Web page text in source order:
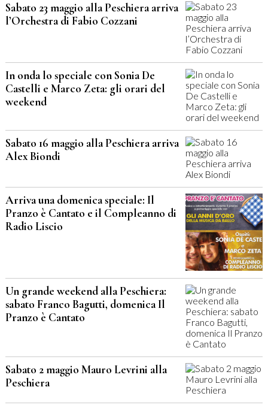
Sabato 23 maggio alla Peschiera arriva
l’Orchestra di Fabio Cozzani
In onda lo speciale con Sonia De
Castelli e Marco Zeta: gli orari del
weekend
Sabato 16 maggio alla Peschiera arriva
Alex Biondi
Arriva una domenica speciale: Il
Pranzo è Cantato e il Compleanno di
Radio Liscio
Un grande weekend alla Peschiera:
sabato Franco Bagutti, domenica Il
Pranzo è Cantato
Sabato 2 maggio Mauro Levrini alla
Peschiera